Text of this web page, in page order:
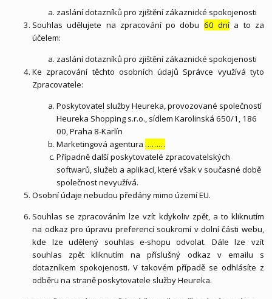
zaslání dotazníků pro zjištění zákaznické spokojenosti
Souhlas udělujete na zpracování po dobu 60 dní a to za
účelem:
zaslání dotazníků pro zjištění zákaznické spokojenosti
Ke zpracování těchto osobních údajů Správce využívá tyto
Zpracovatele:
Poskytovatel služby Heureka, provozované společností
Heureka Shopping s.r.o., sídlem Karolinská 650/1, 186
00, Praha 8-Karlín
Marketingová agentura ………
Případně další poskytovatelé zpracovatelských
softwarů, služeb a aplikací, které však v současné době
společnost nevyužívá.
Osobní údaje nebudou předány mimo území EU.
Souhlas se zpracováním lze vzít kdykoliv zpět, a to kliknutím
na odkaz pro úpravu preferencí soukromí v dolní části webu,
kde lze udělený souhlas e-shopu odvolat. Dále lze vzít
souhlas zpět kliknutím na příslušný odkaz v emailu s
dotazníkem spokojenosti. V takovém případě se odhlásíte z
odběru na straně poskytovatele služby Heureka.